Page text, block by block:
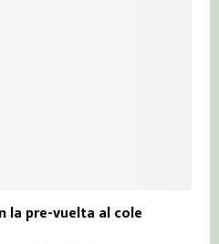
la pre-vuelta al cole